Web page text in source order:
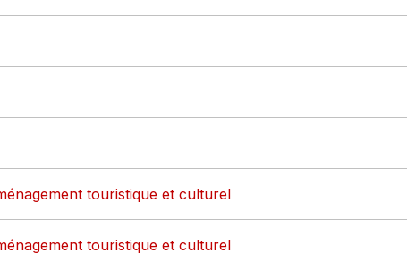
touristique et culturel
touristique et culturel